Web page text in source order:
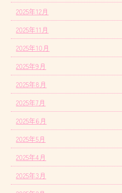
2025年12月
2025年11月
2025年10月
2025年9月
2025年8月
2025年7月
2025年6月
2025年5月
2025年4月
2025年3月